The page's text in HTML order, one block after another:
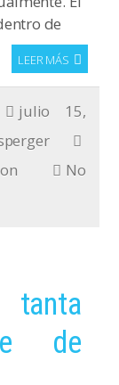
de
LEER MÁS
julio 15,
No
de